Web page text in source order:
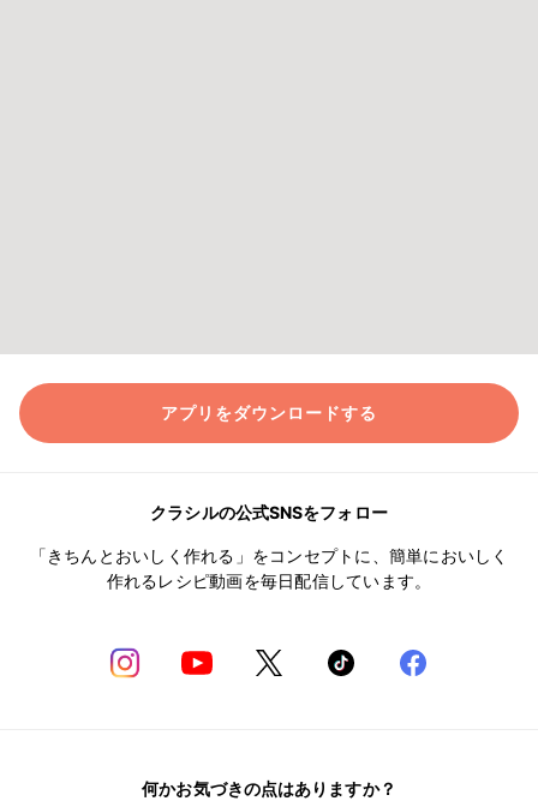
アプリをダウンロードする
クラシルの公式SNSをフォロー
「きちんとおいしく作れる」をコンセプトに、簡単においしく
作れるレシピ動画を毎日配信しています。
何かお気づきの点はありますか？